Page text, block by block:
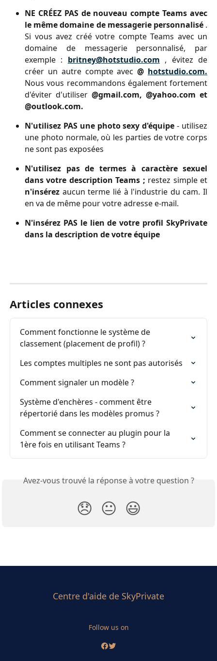
NE CRÉEZ PAS de nouveau compte Teams avec
le même domaine de messagerie personnalisé.
Si vous avez créé votre compte Teams avec un
domaine de messagerie personnalisé, par
exemple : britney@hotstudio.com , évitez de
créer un autre compte avec@ hotstudio.com.
Nous vous recommandons également fortement
d'éviter d'utiliser @gmail.com, @yahoo.com et
@outlook.com.
N'utilisez PAS une photo sexy d'équipe - utilisez
une photo normale, où les parties de votre corps
ne sont pas exposées
N'utilisez pas de termes à caractère sexuel
dans votre description Teams ; restez simple et
n'insérez aucun terme lié à l'industrie du cam. Il
en va de même pour votre adresse e-mail.
N'insérez PAS le lien de votre profil SkyPrivate
dans la description de votre équipe
Articles connexes
Comment fonctionne le système de
classement (placement de profil) ?
Les comptes multiples ne sont pas autorisés
Comment signaler un modèle ?
Système d'enchères - comment être
répertorié dans les modèles promus ?
Comment se connecter au plugin pour la
1ère fois en utilisant Teams ?
Avez-vous trouvé la réponse à votre question ?
😞 😐 😃
Centre d'aide de SkyPrivate
Follow us on